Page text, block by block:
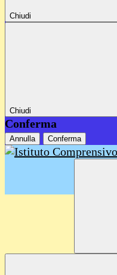
Chiudi
Chiudi
Conferma
Annulla Conferma